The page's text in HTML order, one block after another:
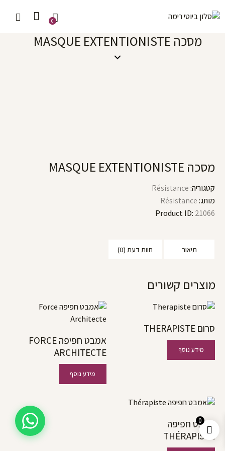
0
0
מסכה MASQUE EXTENTIONISTE
מסכה MASQUE EXTENTIONISTE
קטגוריה:Résistance
מותג:Résistance
Product ID: 21066
תיאור חוות דעת (0)
מוצרים קשורים
סרום THERAPISTE
מידע נוסף
אמבט חפיפה FORCE
ARCHITECTE
מידע נוסף
אמבט חפיפה
THÉRAPISTE